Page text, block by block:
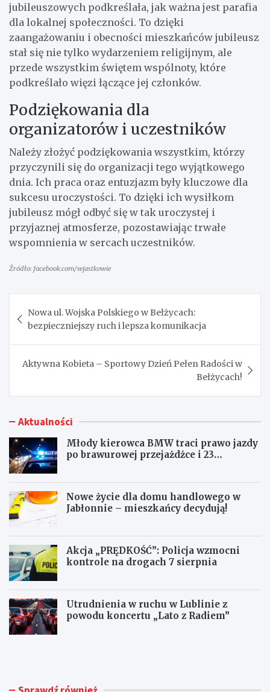
jubileuszowych podkreślała, jak ważna jest parafia
dla lokalnej społeczności. To dzięki
zaangażowaniu i obecności mieszkańców jubileusz
stał się nie tylko wydarzeniem religijnym, ale
przede wszystkim świętem wspólnoty, które
podkreślało więzi łączące jej członków.
Podziękowania dla
organizatorów i uczestników
Należy złożyć podziękowania wszystkim, którzy
przyczynili się do organizacji tego wyjątkowego
dnia. Ich praca oraz entuzjazm były kluczowe dla
sukcesu uroczystości. To dzięki ich wysiłkom
jubileusz mógł odbyć się w tak uroczystej i
przyjaznej atmosferze, pozostawiając trwałe
wspomnienia w sercach uczestników.
Źródło: facebook.com/wjastkowie
wpisu
Nowa ul. Wojska Polskiego w Bełżycach:
bezpieczniejszy ruch i lepsza komunikacja
Aktywna Kobieta – Sportowy Dzień Pełen Radości w
Bełżycach!
Aktualności
Młody kierowca BMW traci prawo jazdy
po brawurowej przejażdżce i 23
Nowe życie dla domu handlowego w
Jabłonnie – mieszkańcy decydują!
Akcja „PRĘDKOŚĆ”: Policja wzmocni
kontrole na drogach 7 sierpnia
Utrudnienia w ruchu w Lublinie z
powodu koncertu „Lato z Radiem”
M
N